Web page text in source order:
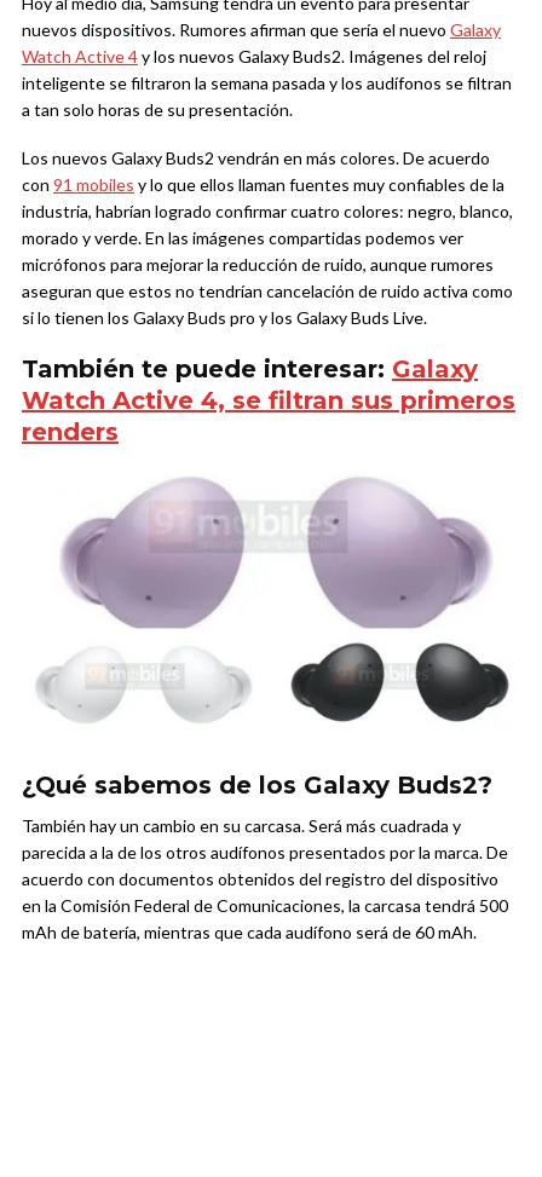
nuevos dispositivos. Rumores afirman que sería el nuevo Galaxy
Watch Active 4y los nuevos Galaxy Buds2. Imágenes del reloj
inteligente se filtraron la semana pasada y los audífonos se filtran
a tan solo horas de su presentación.
Los nuevos Galaxy Buds2 vendrán en más colores. De acuerdo
con 91 mobiles y lo que ellos llaman fuentes muy confiables de la
industria, habrían logrado confirmar cuatro colores: negro, blanco,
morado y verde. En las imágenes compartidas podemos ver
micrófonos para mejorar la reducción de ruido, aunque rumores
aseguran que estos no tendrían cancelación de ruido activa como
si lo tienen los Galaxy Buds pro y los Galaxy Buds Live.
También te puede interesar: Galaxy
Watch Active 4, se filtran sus primeros
renders
¿Qué sabemos de los Galaxy Buds2?
También hay un cambio en su carcasa. Será más cuadrada y
parecida a la de los otros audífonos presentados por la marca. De
acuerdo con documentos obtenidos del registro del dispositivo
en la Comisión Federal de Comunicaciones, la carcasa tendrá 500
mAh de batería, mientras que cada audífono será de 60 mAh.